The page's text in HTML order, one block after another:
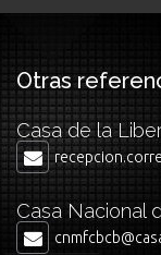
Otras
Casa de la
Casa Nacional